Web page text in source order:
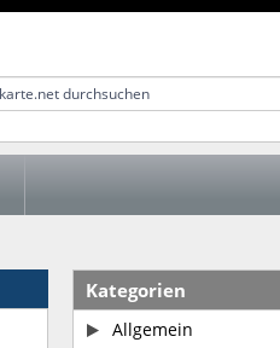
Kategorien
Allgemein